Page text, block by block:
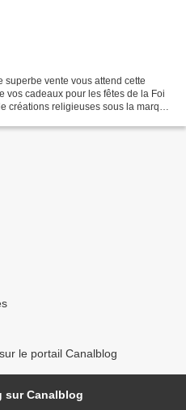
vente vous attend cette
vos cadeaux pour les fêtes de la Foi
créations religieuses sous la marque
le portail Canalblog
sur Canalblog